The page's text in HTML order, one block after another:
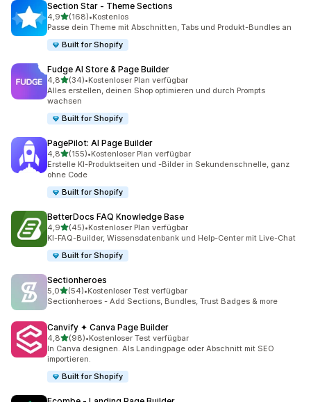
Section Star ‑ Theme Sections
4,9von 5 Sternen
(168)
168 Rezensionen insgesamt
•Kostenlos
Passe dein Theme mit Abschnitten, Tabs und Produkt-Bundles an
Built for Shopify
Fudge AI Store & Page Builder
4,8von 5 Sternen
(34)
34 Rezensionen insgesamt
•Kostenloser Plan verfügbar
Alles erstellen, deinen Shop optimieren und durch Prompts
wachsen
Built for Shopify
PagePilot: AI Page Builder
4,8von 5 Sternen
(155)
155 Rezensionen insgesamt
•Kostenloser Plan verfügbar
Erstelle KI-Produktseiten und -Bilder in Sekundenschnelle, ganz
ohne Code
Built for Shopify
BetterDocs FAQ Knowledge Base
4,9von 5 Sternen
(45)
45 Rezensionen insgesamt
•Kostenloser Plan verfügbar
KI-FAQ-Builder, Wissensdatenbank und Help-Center mit Live-Chat
Built for Shopify
Sectionheroes
5,0von 5 Sternen
(54)
54 Rezensionen insgesamt
•Kostenloser Test verfügbar
Sectionheroes - Add Sections, Bundles, Trust Badges & more
Canvify ✦ Canva Page Builder
4,8von 5 Sternen
(98)
98 Rezensionen insgesamt
•Kostenloser Test verfügbar
In Canva designen. Als Landingpage oder Abschnitt mit SEO
importieren.
Built for Shopify